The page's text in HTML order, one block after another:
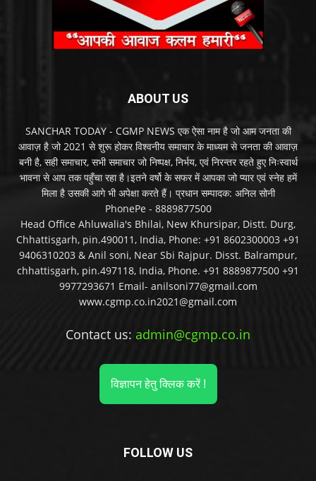
ABOUT US
SANCHAR TODAY - CGMP NEWS एक ऐसा नाम है जो आम जनता की
आवाज़ है जो 2021 से शुरू होकर विश्वनीय समाचार के माध्यम से जनता की आवाज़
बनी है, सही समाचार, सभी समाचार जो निष्पक्ष, निर्भय, एवं निरन्तर रहते हुए निःस्वार्थ
भावना से आप तक पहुँचा रहा है।इतने वर्षो के सफर में आपका जो प्यार एवं स्नेह हमें
मिला है उसकी आगे भी अपेक्षा करते हैं। प्रधान सम्पादक: अनिल सोनी
PhonePe - 8889877500
Head Office Ahluwalia's Bhilai, New Khursipar, Distt. Durg,
Chhattisgarh, pin.490011, India, Phone: +91 8602300003 +91
9406310203 & Anil soni, Near Sbi Rajpur. Disst. Balrampur,
chhattisgarh, pin.497118, India, Phone. +91 8889877500 +91
9977293671 Email- anilsoni77@gmail.com
www.cgmp.co.in2021@gmail.com
Contact us: admin@cgmp.co.in
विज्ञापन हेतु क्लिक करें !
FOLLOW US